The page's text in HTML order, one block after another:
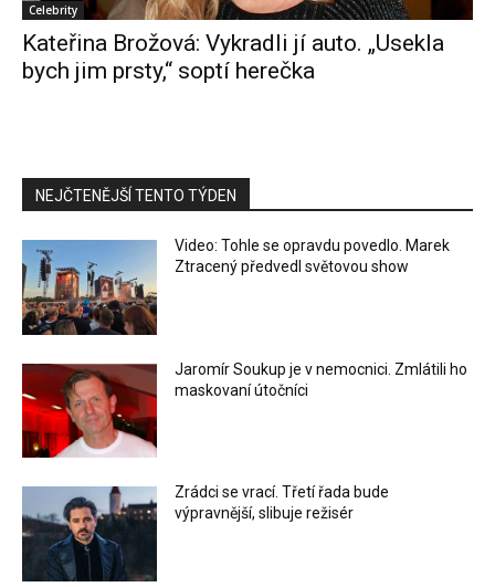
Celebrity
Kateřina Brožová: Vykradli jí auto. „Usekla
bych jim prsty,“ soptí herečka
NEJČTENĚJŠÍ TENTO TÝDEN
Video: Tohle se opravdu povedlo. Marek
Ztracený předvedl světovou show
Jaromír Soukup je v nemocnici. Zmlátili ho
maskovaní útočníci
Zrádci se vrací. Třetí řada bude
výpravnější, slibuje režisér